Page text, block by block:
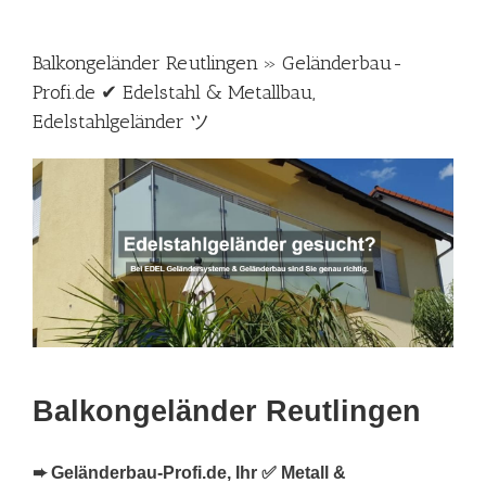
Balkongeländer Reutlingen » Geländerbau-
Profi.de ✔ Edelstahl & Metallbau,
Edelstahlgeländer ツ
Balkongeländer Reutlingen
➨ Geländerbau-Profi.de, Ihr ✅ Metall &